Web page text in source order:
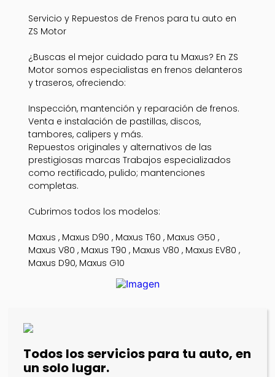
Servicio y Repuestos de Frenos para tu auto en
ZS Motor
¿Buscas el mejor cuidado para tu Maxus? En ZS
Motor somos especialistas en frenos delanteros
y traseros, ofreciendo:
Inspección, mantención y reparación de frenos.
Venta e instalación de pastillas, discos,
tambores, calipers y más.
Repuestos originales y alternativos de las
prestigiosas marcas Trabajos especializados
como rectificado, pulido; mantenciones
completas.
Cubrimos todos los modelos:
Maxus , Maxus D90 , Maxus T60 , Maxus G50 ,
Maxus V80 , Maxus T90 , Maxus V80 , Maxus EV80 ,
Maxus D90, Maxus G10
Todos los servicios para tu auto, en
un solo lugar.